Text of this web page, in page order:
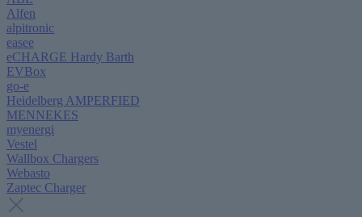
Alfen
alpitronic
easee
eCHARGE Hardy Barth
EVBox
go-e
Heidelberg AMPERFIED
MENNEKES
myenergi
Vestel
Wallbox Chargers
Webasto
Zaptec Charger